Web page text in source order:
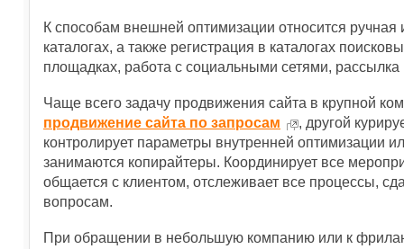
К способам внешней оптимизации относится
каталогах, а также регистрация в каталогах
площадках, работа с социальными сетями,
Чаще всего задачу продвижения сайта в крупной
продвижение сайта по запросам
, другой
контролирует параметры внутренней оптимизации
занимаются копирайтеры. Координирует все
общается с клиентом, отслеживает все процессы,
вопросам.
При обращении в небольшую компанию или к